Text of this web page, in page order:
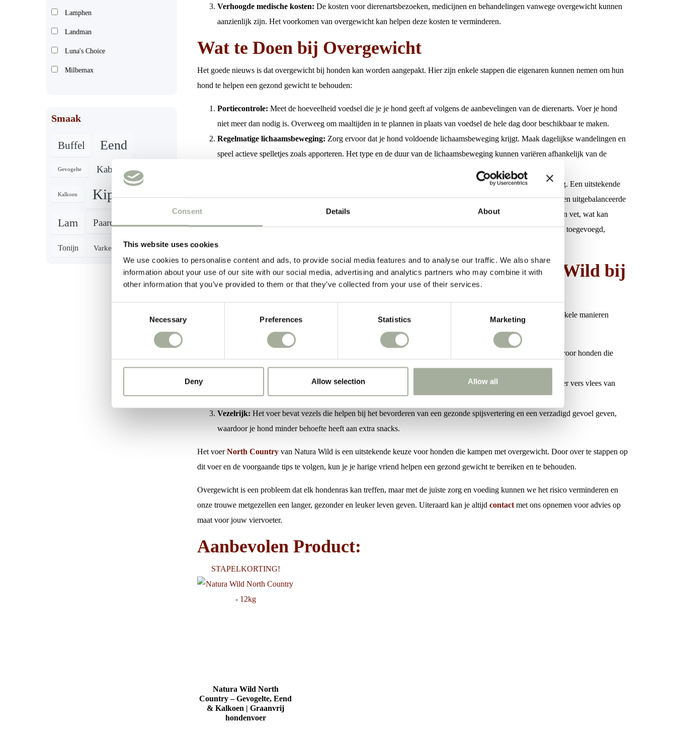
Consent Details About
This website uses cookies
We use cookies to personalise content and ads, to provide social media features and to analyse our traffic. We also share
information about your use of our site with our social media, advertising and analytics partners who may combine it with
other information that you’ve provided to them or that they’ve collected from your use of their services.
Necessary Preferences Statistics Marketing
Deny Allow selection Allow all
Verhoogde medische kosten: De kosten voor dierenartsbezoeken, medicijnen en behandelingen vanwege overgewicht kunnen
aanzienlijk zijn. Het voorkomen van overgewicht kan helpen deze kosten te verminderen.
Wat te Doen bij Overgewicht
Het goede nieuws is dat overgewicht bij honden kan worden aangepakt. Hier zijn enkele stappen die eigenaren kunnen nemen om hun
hond te helpen een gezond gewicht te behouden:
Portiecontrole: Meet de hoeveelheid voedsel die je je hond geeft af volgens de aanbevelingen van de dierenarts. Voer je hond
niet meer dan nodig is. Overweeg om maaltijden in te plannen in plaats van voedsel de hele dag door beschikbaar te maken.
Regelmatige lichaamsbeweging: Zorg ervoor dat je hond voldoende lichaamsbeweging krijgt. Maak dagelijkse wandelingen en
speel actieve spelletjes zoals apporteren. Het type en de duur van de lichaamsbeweging kunnen variëren afhankelijk van de
Kies voor hoogwaardig hondenvoer dat speciaal is samengesteld voor gewichtsbeheersing. Een uitstekende
keuze is het voer North Country van Natura Wild. Dit voer is gemaakt met natuurlijke ingrediënten en biedt een uitgebalanceerde
voeding die is afgestemd op de behoeften van honden met overgewicht. De voeding bevat minder calorieën en vet, wat kan
helpen bij het afvallen. Bovendien zijn er geen kunstmatige conserveermiddelen, kleurstoffen of smaakstoffen toegevoegd,
waardoor het een gezonde keuze is voor je trouwe metgezel.
Hoe Helpt het Voer North Country van Natura Wild bij
Overgewicht
North Country van Natura Wild is speciaal samengesteld om honden te helpen een gezond gewicht te behouden. Enkele manieren
waarop dit voer kan helpen bij overgewicht zijn:
North Country bevat minder calorieën dan standaard hondenvoer, waardoor het ideaal is voor honden die
willen afvallen.
Hoogwaardige ingrediënten:Het voer is gemaakt met natuurlijke ingrediënten van hoge kwaliteit, waaronder vers vlees van
wild, groenten en fruit. Het biedt alle voedingsstoffen die je hond nodig heeft voor een gezond dieet.
Vezelrijk: Het voer bevat vezels die helpen bij het bevorderen van een gezonde spijsvertering en een verzadigd gevoel geven,
waardoor je hond minder behoefte heeft aan extra snacks.
Het voerNorth Country van Natura Wild is een uitstekende keuze voor honden die kampen met overgewicht. Door over te stappen op
dit voer en de voorgaande tips te volgen, kun je je harige vriend helpen een gezond gewicht te bereiken en te behouden.
Overgewicht is een probleem dat elk hondenras kan treffen, maar met de juiste zorg en voeding kunnen we het risico verminderen en
onze trouwe metgezellen een langer, gezonder en leuker leven geven. Uiteraard kan je altijd contact met ons opnemen voor advies op
maat voor jouw viervoeter.
Aanbevolen Product:
STAPELKORTING!
Natura Wild North
Country – Gevogelte, Eend
& Kalkoen | Graanvrij
hondenvoer
Lamphen
Landman
Luna's Choice
Milbemax
Smaak
Buffel Eend
Gevogelte Kabeljauw
Kalkoen Kip
Lam Paard Rund
Tonijn Varken Zalm